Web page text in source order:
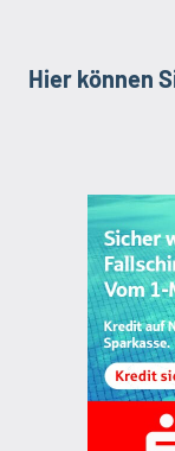
Hier können